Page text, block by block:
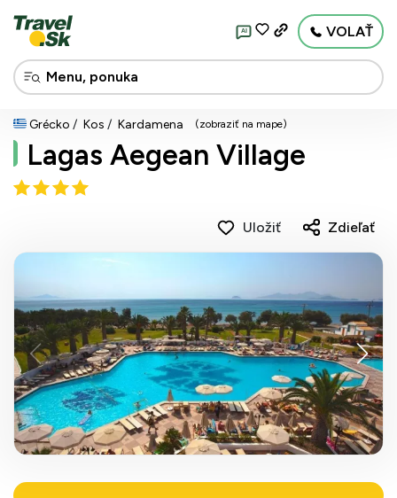
AI VOLAŤ
Grécko Kos Kardamena (zobraziť na mape)
Lagas Aegean Village
Uložiť Zdieľať